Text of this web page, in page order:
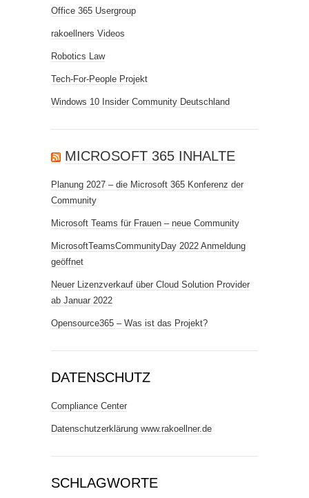
Office 365 Usergroup
rakoellners Videos
Robotics Law
Tech-For-People Projekt
Windows 10 Insider Community Deutschland
MICROSOFT 365 INHALTE
Planung 2027 – die Microsoft 365 Konferenz der
Community
Microsoft Teams für Frauen – neue Community
MicrosoftTeamsCommunityDay 2022 Anmeldung
geöffnet
Neuer Lizenzverkauf über Cloud Solution Provider
ab Januar 2022
Opensource365 – Was ist das Projekt?
DATENSCHUTZ
Compliance Center
Datenschutzerklärung www.rakoellner.de
SCHLAGWORTE